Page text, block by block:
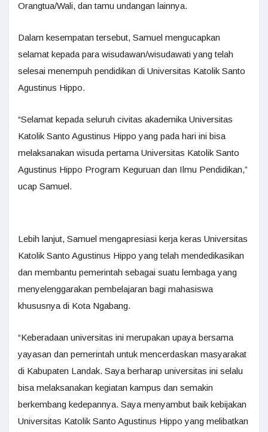
Orangtua/Wali, dan tamu undangan lainnya.
Dalam kesempatan tersebut, Samuel mengucapkan
selamat kepada para wisudawan/wisudawati yang telah
selesai menempuh pendidikan di Universitas Katolik Santo
Agustinus Hippo.
“Selamat kepada seluruh civitas akademika Universitas
Katolik Santo Agustinus Hippo yang pada hari ini bisa
melaksanakan wisuda pertama Universitas Katolik Santo
Agustinus Hippo Program Keguruan dan Ilmu Pendidikan,”
ucap Samuel.
Lebih lanjut, Samuel mengapresiasi kerja keras Universitas
Katolik Santo Agustinus Hippo yang telah mendedikasikan
dan membantu pemerintah sebagai suatu lembaga yang
menyelenggarakan pembelajaran bagi mahasiswa
khususnya di Kota Ngabang.
“Keberadaan universitas ini merupakan upaya bersama
yayasan dan pemerintah untuk mencerdaskan masyarakat
di Kabupaten Landak. Saya berharap universitas ini selalu
bisa melaksanakan kegiatan kampus dan semakin
berkembang kedepannya. Saya menyambut baik kebijakan
Universitas Katolik Santo Agustinus Hippo yang melibatkan